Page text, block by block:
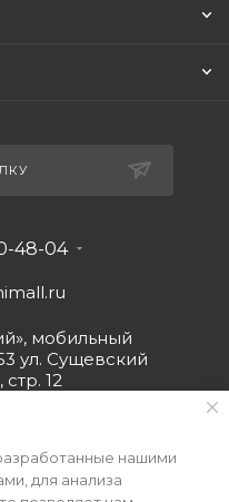
48-04
мобильный
ул. Сущевский
стр. 12
нашими
для анализа